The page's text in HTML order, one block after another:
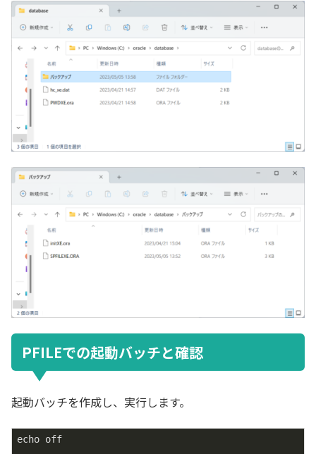
PFILEでの起動バッチと確認
起動バッチを作成し、実行します。
echo off